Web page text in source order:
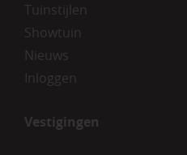
Tuinstijlen
Showtuin
Nieuws
Inloggen
Vestigingen